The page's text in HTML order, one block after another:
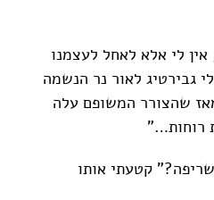
לי אלא לאחל לעצמנו
גבירטיג לאור נר הנשמה
שהצורר המשופם עלה
רוחות…"
קטעתי אותו